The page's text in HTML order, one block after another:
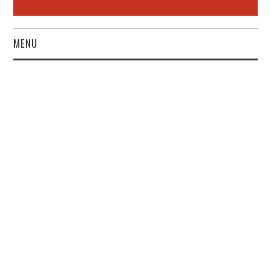
MENU